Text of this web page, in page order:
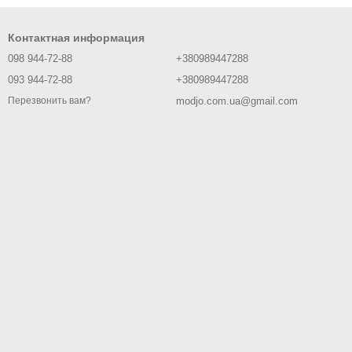
Контактная информация
098 944-72-88
093 944-72-88
Перезвонить вам?
+380989447288
+380989447288
modjo.com.ua@gmail.com